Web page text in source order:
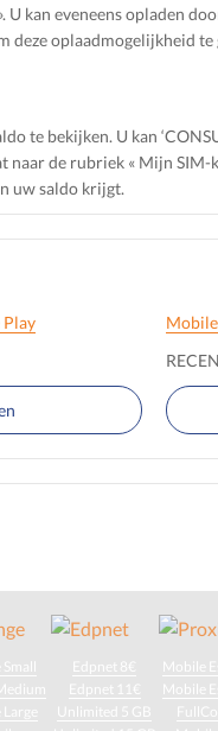
kan eveneens opladen
deze oplaadmogelijkheid
te bekijken. U kan
naar de rubriek « Mijn
uw saldo krijgt.
Edpnet 8€
Edpnet 11€
Unlimited 5 GB
Mobile
Mobile